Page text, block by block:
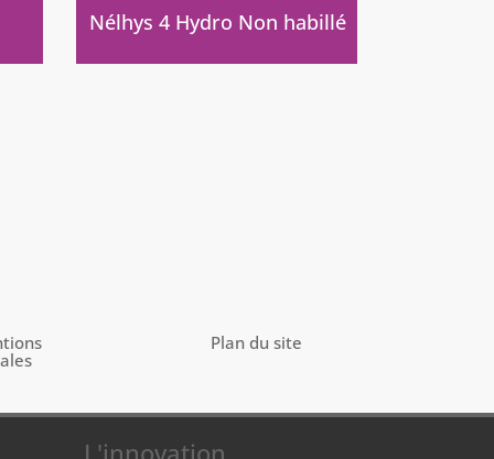
Nélhys 4 Hydro Non habillé
Plan du site